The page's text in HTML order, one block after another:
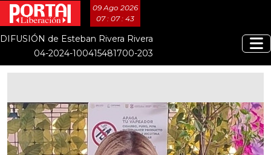
09 Ago 2026
07 : 07 : 43
DIFUSIÓN de Esteban Rivera Rivera
04-2024-100415481700-203